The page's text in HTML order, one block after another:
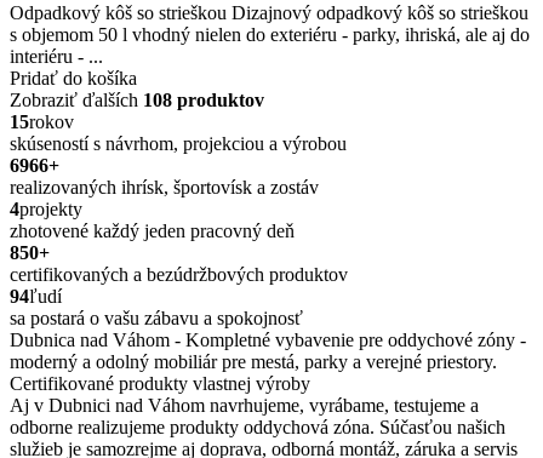
Odpadkový kôš so strieškou Dizajnový odpadkový kôš so strieškou
s objemom 50 l vhodný nielen do exteriéru - parky, ihriská, ale aj do
interiéru - ...
Pridať do košíka
Zobraziť ďalších 108 produktov
15rokov
skúseností s návrhom, projekciou a výrobou
6966+
realizovaných ihrísk, športovísk a zostáv
4projekty
zhotovené každý jeden pracovný deň
850+
certifikovaných a bezúdržbových produktov
94ľudí
sa postará o vašu zábavu a spokojnosť
Dubnica nad Váhom - Kompletné vybavenie pre oddychové zóny -
moderný a odolný mobiliár pre mestá, parky a verejné priestory.
Certifikované produkty vlastnej výroby
Aj v Dubnici nad Váhom navrhujeme, vyrábame, testujeme a
odborne realizujeme produkty oddychová zóna. Súčasťou našich
služieb je samozrejme aj doprava, odborná montáž, záruka a servis